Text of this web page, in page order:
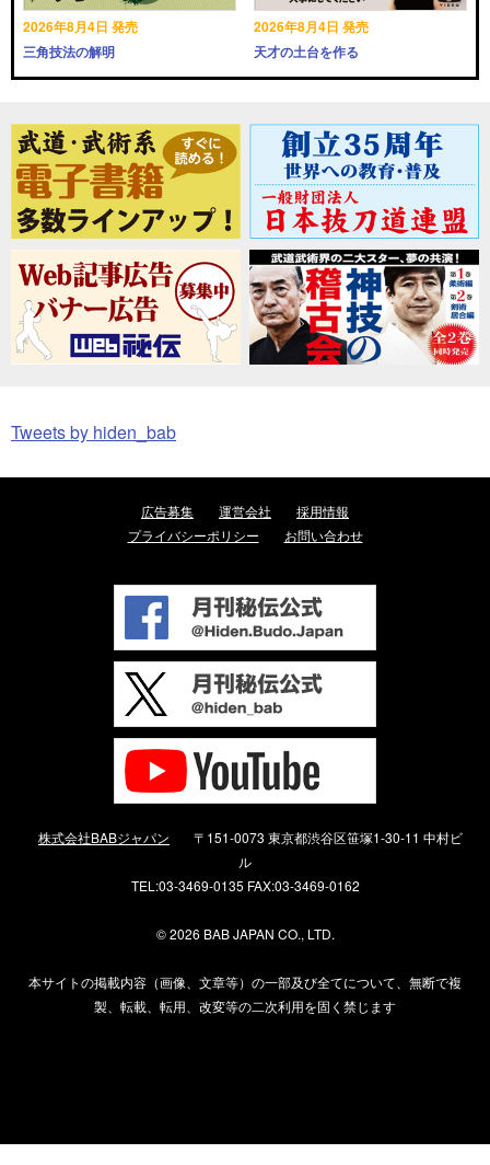
2026年8月4日 発売
三角技法の解明
2026年8月4日 発売
天才の土台を作る
Tweets by hiden_bab
広告募集 運営会社
採用情報
プライバシーポリシー
お問い合わせ
株式会社BABジャパン
〒151-0073 東京都渋谷区笹塚1-30-11 中村ビ
ル
TEL:03-3469-0135 FAX:03-3469-0162
©2026 BAB JAPAN CO., LTD.
本サイトの掲載内容（画像、文章等）の一部及び全てについて、無断で複
製、転載、転用、改変等の二次利用を固く禁じます